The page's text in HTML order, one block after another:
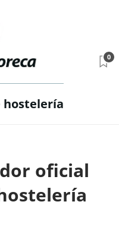
hostelería
0
oficial